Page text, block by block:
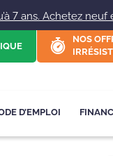
7 ans. Achetez neuf
NOS
D’EMPLOI